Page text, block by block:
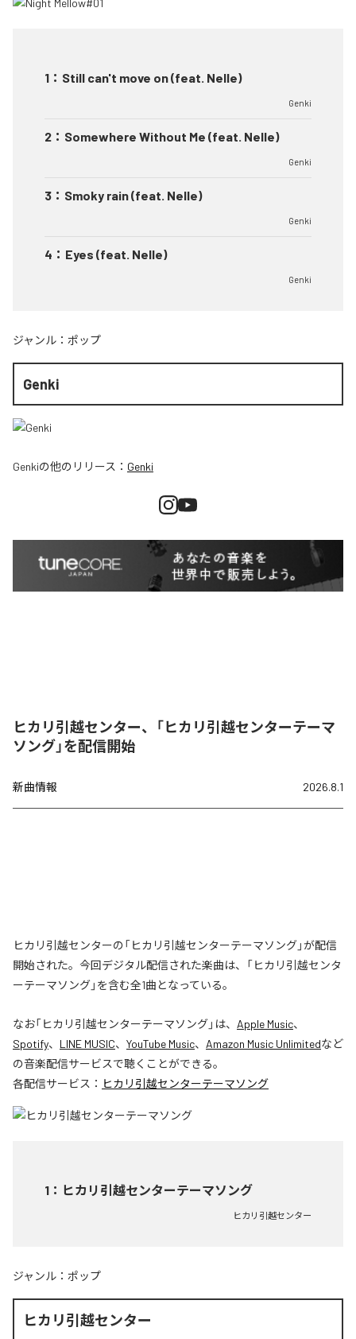
1 ： Still can't move on (feat. Nelle)
Genki
2 ： Somewhere Without Me (feat. Nelle)
Genki
3 ： Smoky rain (feat. Nelle)
Genki
4 ： Eyes (feat. Nelle)
Genki
ジャンル： ポップ
Genki
Genkiの他のリリース： Genki
ヒカリ引越センター、「ヒカリ引越センターテーマ
ソング」を配信開始
新曲情報 2026.8.1
ヒカリ引越センターの「ヒカリ引越センターテーマソング」が配信
開始された。今回デジタル配信された楽曲は、「ヒカリ引越センタ
ーテーマソング」を含む全1曲となっている。
なお「ヒカリ引越センターテーマソング」は、 Apple Music、
Spotify、 LINE MUSIC、 YouTube Music、 Amazon Music Unlimitedなど
の音楽配信サービスで聴くことができる。
各配信サービス： ヒカリ引越センターテーマソング
1 ： ヒカリ引越センターテーマソング
ヒカリ引越センター
ジャンル： ポップ
ヒカリ引越センター